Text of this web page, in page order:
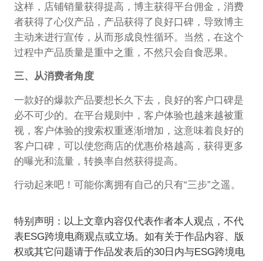
这样，店铺销量获得提高，博主获得平台佣金，消费
者获得了心仪产品，产品获得了良好口碑，导致博主
主动来进行宣传，从而形成良性循环。当然，在这个
过程中产品质量是重中之重，不然只会自食恶果。
三、从消费者角度
一款好的爆款产品要想长久下去，良好的客户口碑是
必不可少的。在平台规则中，客户体验也越来越被重
视，客户体验的搜索权重逐渐增加，这意味着良好的
客户口碑，可以使您商店的优惠价格越高，获得更多
的曝光和流量，转换率自然获得提高。
行动起来吧！可能你离拥有自己的只有“三步”之遥。
特别声明：以上文章内容仅代表作者本人观点，不代
表ESG跨境电商观点或立场。如有关于作品内容、版
权或其它问题请于作品发表后的30日内与ESG跨境电